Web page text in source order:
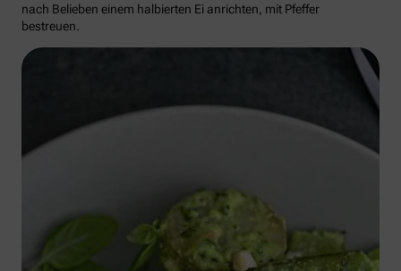
nach Belieben einem halbierten Ei anrichten, mit Pfeffer
bestreuen.